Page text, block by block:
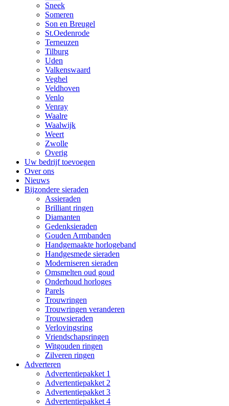
Sneek
Someren
Son en Breugel
St.Oedenrode
Terneuzen
Tilburg
Uden
Valkenswaard
Veghel
Veldhoven
Venlo
Venray
Waalre
Waalwijk
Weert
Zwolle
Overig
Uw bedrijf toevoegen
Over ons
Nieuws
Bijzondere sieraden
Assieraden
Brilliant ringen
Diamanten
Gedenksieraden
Gouden Armbanden
Handgemaakte horlogeband
Handgesmede sieraden
Moderniseren sieraden
Omsmelten oud goud
Onderhoud horloges
Parels
Trouwringen
Trouwringen veranderen
Trouwsieraden
Verlovingsring
Vriendschapsringen
Witgouden ringen
Zilveren ringen
Adverteren
Advertentiepakket 1
Advertentiepakket 2
Advertentiepakket 3
Advertentiepakket 4